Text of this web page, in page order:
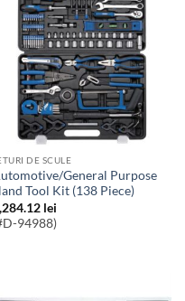
DE SCULE
Tool Kit (138 Piece)
lei
94988)